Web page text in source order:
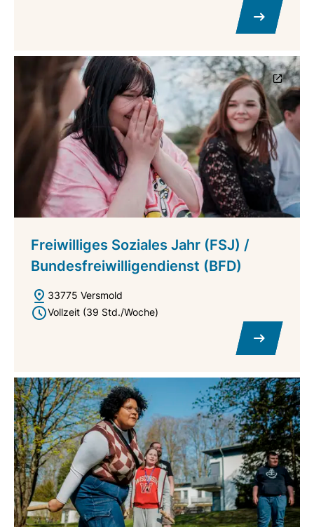
Freiwilliges Soziales Jahr (FSJ) /
Bundesfreiwilligendienst (BFD)
33775 Versmold
Vollzeit (39 Std./Woche)